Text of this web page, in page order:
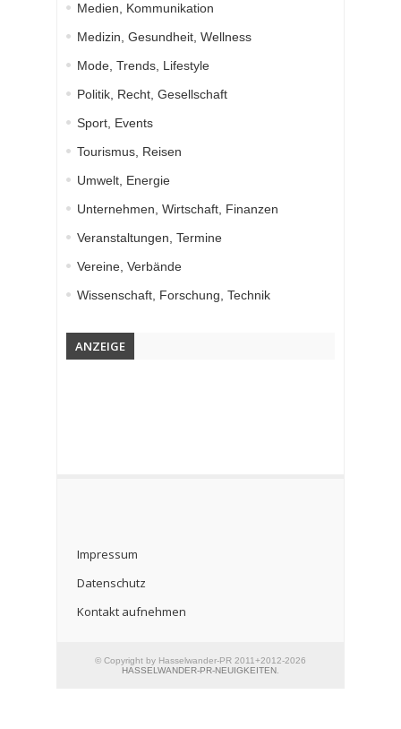
Medien, Kommunikation
Medizin, Gesundheit, Wellness
Mode, Trends, Lifestyle
Politik, Recht, Gesellschaft
Sport, Events
Tourismus, Reisen
Umwelt, Energie
Unternehmen, Wirtschaft, Finanzen
Veranstaltungen, Termine
Vereine, Verbände
Wissenschaft, Forschung, Technik
ANZEIGE
Impressum
Datenschutz
Kontakt aufnehmen
© Copyright by Hasselwander-PR 2011+2012-2026
HASSELWANDER-PR-NEUIGKEITEN.